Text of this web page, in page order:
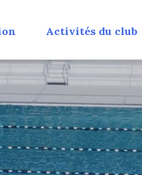
Activités du club